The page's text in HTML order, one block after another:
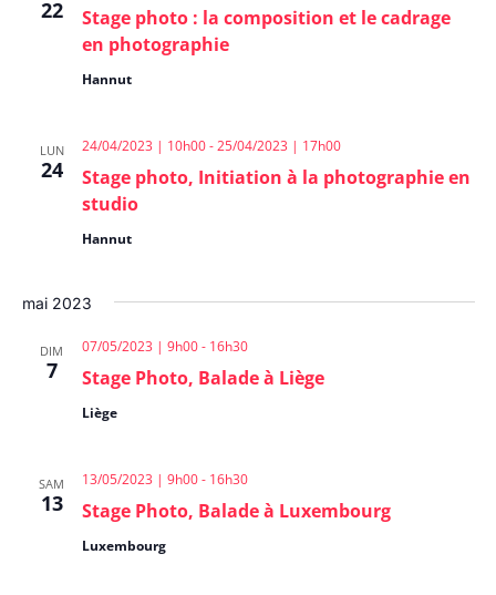
22
Stage photo : la composition et le cadrage
en photographie
Hannut
LUN
24
Stage photo, Initiation à la photographie en
studio
24/04/2023 | 10h00-25/04/2023 | 17h00
Hannut
mai 2023
DIM
7 Stage Photo, Balade à Liège
07/05/2023 | 9h00- 16h30
Liège
SAM
13 Stage Photo, Balade à Luxembourg
13/05/2023 | 9h00- 16h30
Luxembourg